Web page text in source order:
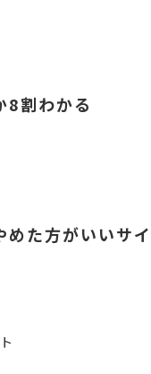
8割わかる
た方がいいサイ